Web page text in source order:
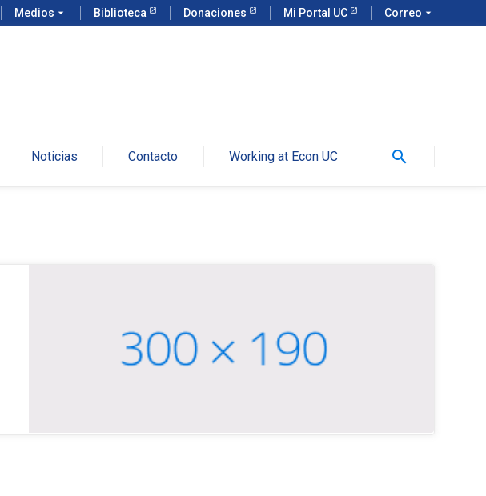
Medios arrow_drop_down Biblioteca Donaciones Mi Portal UC Correo arrow_drop_down
Noticias Contacto Working at Econ UC search